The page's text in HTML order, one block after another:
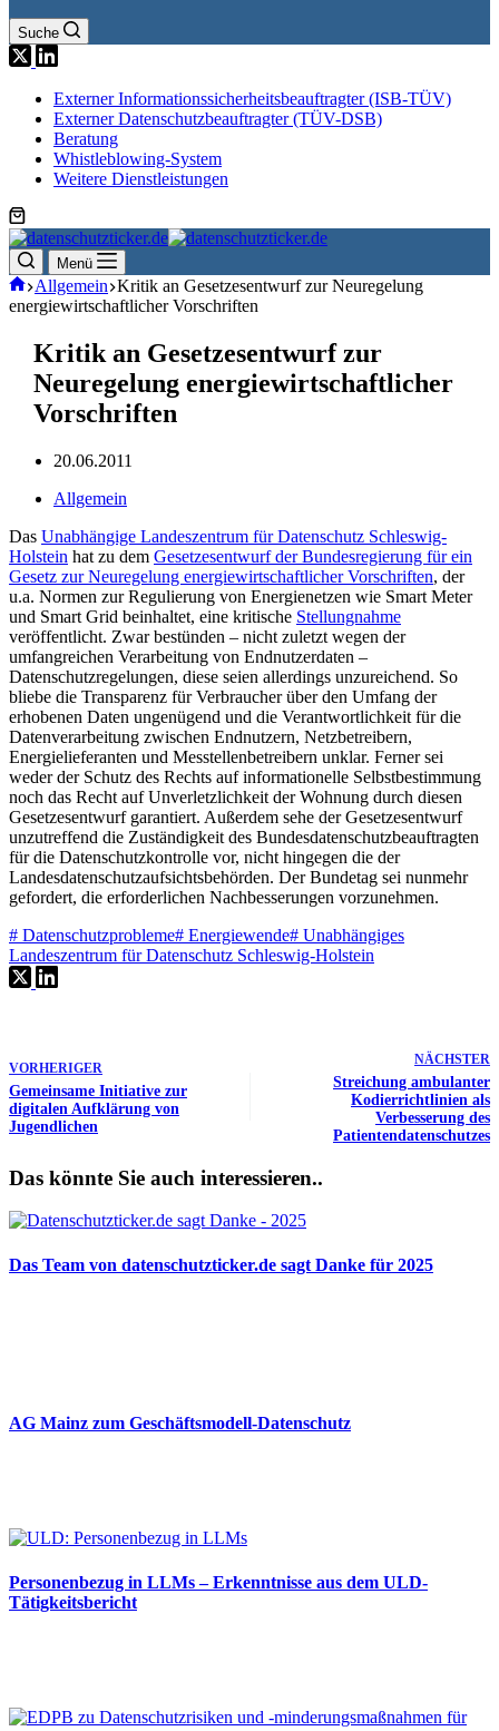
Suche
Externer Informationssicherheitsbeauftragter (ISB-TÜV)
Externer Datenschutzbeauftragter (TÜV-DSB)
Beratung
Whistleblowing-System
Weitere Dienstleistungen
Warenkorb
Menü
Start
Allgemein Kritik an Gesetzesentwurf zur Neuregelung
energiewirtschaftlicher Vorschriften
Kritik an Gesetzesentwurf zur
Neuregelung energiewirtschaftlicher
Vorschriften
20.06.2011
Allgemein
Das Unabhängige Landeszentrum für Datenschutz Schleswig-
Holstein hat zu dem Gesetzesentwurf der Bundesregierung für ein
Gesetz zur Neuregelung energiewirtschaftlicher Vorschriften, der
u.a. Normen zur Regulierung von Energienetzen wie Smart Meter
und Smart Grid beinhaltet, eine kritische Stellungnahme
veröffentlicht. Zwar bestünden – nicht zuletzt wegen der
umfangreichen Verarbeitung von Endnutzerdaten –
Datenschutzregelungen, diese seien allerdings unzureichend. So
bliebe die Transparenz für Verbraucher über den Umfang der
erhobenen Daten ungenügend und die Verantwortlichkeit für die
Datenverarbeitung zwischen Endnutzern, Netzbetreibern,
Energielieferanten und Messtellenbetreibern unklar. Ferner sei
weder der Schutz des Rechts auf informationelle Selbstbestimmung
noch das Recht auf Unverletzlichkeit der Wohnung durch diesen
Gesetzesentwurf garantiert. Außerdem sehe der Gesetzesentwurf
unzutreffend die Zuständigkeit des Bundesdatenschutzbeauftragten
für die Datenschutzkontrolle vor, nicht hingegen die der
Landesdatenschutzaufsichtsbehörden. Der Bundetag sei nunmehr
gefordert, die erforderlichen Nachbesserungen vorzunehmen.
# Datenschutzprobleme# Energiewende# Unabhängiges
Landeszentrum für Datenschutz Schleswig-Holstein
VORHERIGER
Gemeinsame Initiative zur
digitalen Aufklärung von
Jugendlichen
NÄCHSTER
Streichung ambulanter
Kodierrichtlinien als
Verbesserung des
Patientendatenschutzes
Das könnte Sie auch interessieren..
Das Team von datenschutzticker.de sagt Danke für 2025
AG Mainz zum Geschäftsmodell-Datenschutz
Personenbezug in LLMs – Erkenntnisse aus dem ULD-
Tätigkeitsbericht